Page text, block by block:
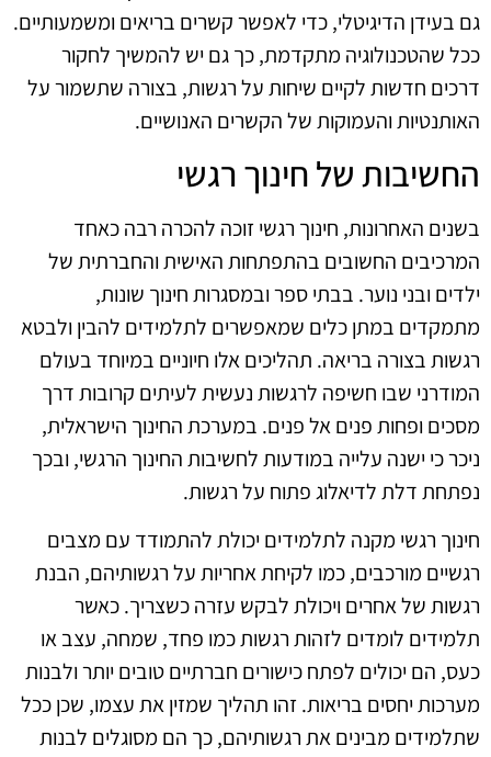
גם בעידן הדיגיטלי, כדי לאפשר קשרים בריאים ומשמעותיים.
ככל שהטכנולוגיה מתקדמת, כך גם יש להמשיך לחקור
דרכים חדשות לקיים שיחות על רגשות, בצורה שתשמור על
האותנטיות והעמוקות של הקשרים האנושיים.
החשיבות של חינוך רגשי
בשנים האחרונות, חינוך רגשי זוכה להכרה רבה כאחד
המרכיבים החשובים בהתפתחות האישית והחברתית של
ילדים ובני נוער. בבתי ספר ובמסגרות חינוך שונות,
מתמקדים במתן כלים שמאפשרים לתלמידים להבין ולבטא
רגשות בצורה בריאה. תהליכים אלו חיוניים במיוחד בעולם
המודרני שבו חשיפה לרגשות נעשית לעיתים קרובות דרך
מסכים ופחות פנים אל פנים. במערכת החינוך הישראלית,
ניכר כי ישנה עלייה במודעות לחשיבות החינוך הרגשי, ובכך
נפתחת דלת לדיאלוג פתוח על רגשות.
חינוך רגשי מקנה לתלמידים יכולת להתמודד עם מצבים
רגשיים מורכבים, כמו לקיחת אחריות על רגשותיהם, הבנת
רגשות של אחרים ויכולת לבקש עזרה כשצריך. כאשר
תלמידים לומדים לזהות רגשות כמו פחד, שמחה, עצב או
כעס, הם יכולים לפתח כישורים חברתיים טובים יותר ולבנות
מערכות יחסים בריאות. זהו תהליך שמזין את עצמו, שכן ככל
שתלמידים מבינים את רגשותיהם, כך הם מסוגלים לבנות